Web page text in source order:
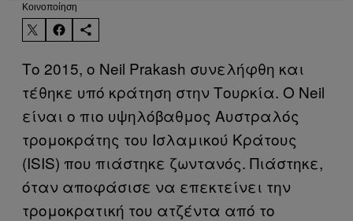
Kοινοποίηση
Το 2015, ο Neil Prakash συνελήφθη και
τέθηκε υπό κράτηση στην Τουρκία. Ο Neil
είναι ο πιο υψηλόβαθμος Αυστραλός
τρομοκράτης του Ισλαμικού Κράτους
(ISIS) που πιάστηκε ζωντανός. Πιάστηκε,
όταν αποφάσισε να επεκτείνει την
τρομοκρατική του ατζέντα από το